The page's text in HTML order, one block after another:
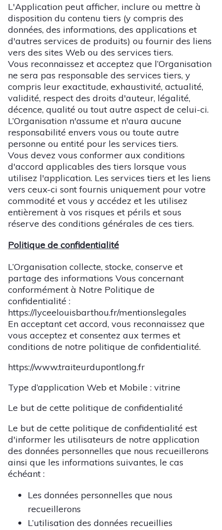
L'Application peut afficher, inclure ou mettre à
disposition du contenu tiers (y compris des
données, des informations, des applications et
d'autres services de produits) ou fournir des liens
vers des sites Web ou des services tiers.
Vous reconnaissez et acceptez que l’Organisation
ne sera pas responsable des services tiers, y
compris leur exactitude, exhaustivité, actualité,
validité, respect des droits d'auteur, légalité,
décence, qualité ou tout autre aspect de celui-ci.
L’Organisation n'assume et n'aura aucune
responsabilité envers vous ou toute autre
personne ou entité pour les services tiers.
Vous devez vous conformer aux conditions
d'accord applicables des tiers lorsque vous
utilisez l'application. Les services tiers et les liens
vers ceux-ci sont fournis uniquement pour votre
commodité et vous y accédez et les utilisez
entièrement à vos risques et périls et sous
réserve des conditions générales de ces tiers.
Politique de confidentialité
L’Organisation collecte, stocke, conserve et
partage des informations Vous concernant
conformément à Notre Politique de
confidentialité :
https://lyceelouisbarthou.fr/mentionslegales
En acceptant cet accord, vous reconnaissez que
vous acceptez et consentez aux termes et
conditions de notre politique de confidentialité.
https://www.traiteurdupontlong.fr
Type d’application Web et Mobile : vitrine
Le but de cette politique de confidentialité
Le but de cette politique de confidentialité est
d'informer les utilisateurs de notre application
des données personnelles que nous recueillerons
ainsi que les informations suivantes, le cas
échéant :
Les données personnelles que nous
recueillerons
L’utilisation des données recueillies